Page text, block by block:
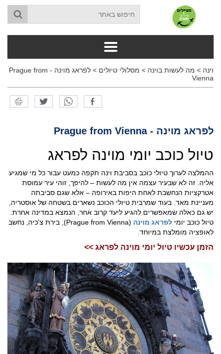
וינה > מה לעשות בוינה > מסלולי טיולים >
לפראג מוינה - Prague from
Vienna
לפראג מוינה - Prague from Vienna
טיול כוכב יומי מוינה לפראג
ההמלצה לערוך טיולי כוכב בסביבת וינה תקפה כמעט עבור כל מי שמגיע
אליה. זה לא שבעיר עצמה אין מה לעשות – להיפך, זוהי עיר עמוסת
אטרקציות הנחשבת לאחת היפות באירופה – אלא שגם סביבתה
מעניינת מאד. בעוד שמרבית טיולי הכוכב נשארים בשטחה של אוסטריה,
יש גם כאלה שמאפשרים להגיע ליעד קרוב אחר, הנמצא במדינה אחרת.
טיול כוכב יומי לפראג מוינה
(Prague from Vienna), בירת צ'כיה, נחשב
לאופציה מומלצת במיוחד.
הזמן עכשיו טיול יומי מוינה לפראג >>